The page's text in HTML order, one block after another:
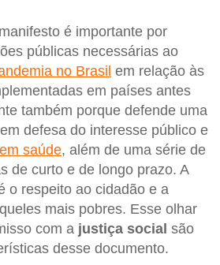
é importante por
públicas necessárias ao
no Brasil em relação às
em países antes
também porque defende uma
defesa do interesse público e
saúde, além de uma série de
de curto e de longo prazo. A
o respeito ao cidadão e a
mais pobres. Esse olhar
com a justiça social são
desse documento.